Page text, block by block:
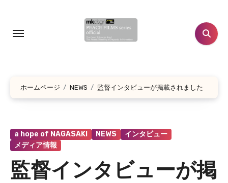
ホームページ NEWS 監督インタビューが掲載されました
a hope of NAGASAKI NEWS
インタビュー
メディア情報
監督インタビューが掲